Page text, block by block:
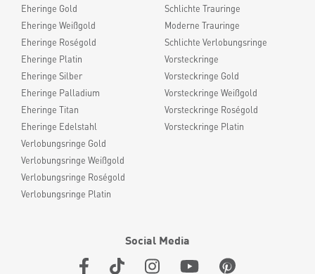
Eheringe Gold
Eheringe Weißgold
Eheringe Roségold
Eheringe Platin
Eheringe Silber
Eheringe Palladium
Eheringe Titan
Eheringe Edelstahl
Verlobungsringe Gold
Verlobungsringe Weißgold
Verlobungsringe Roségold
Verlobungsringe Platin
Schlichte Trauringe
Moderne Trauringe
Schlichte Verlobungsringe
Vorsteckringe
Vorsteckringe Gold
Vorsteckringe Weißgold
Vorsteckringe Roségold
Vorsteckringe Platin
Social Media